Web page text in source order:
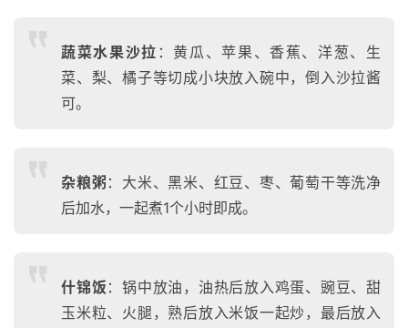
蔬菜水果沙拉 ：黄瓜、苹果、香蕉、洋葱、生
菜、梨、橘子等切成小块放入碗中，倒入沙拉酱
可。
杂粮粥 ：大米、黑米、红豆、枣、葡萄干等洗净
后加水，一起煮1个小时即成。
什锦饭 ：锅中放油，油热后放入鸡蛋、豌豆、甜
玉米粒、火腿，熟后放入米饭一起炒，最后放入